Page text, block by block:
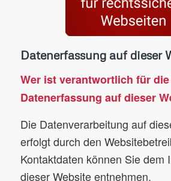
Datenerfassung auf dieser
Wer ist verantwortlich für die
Datenerfassung auf dieser
Die Datenverarbeitung auf
erfolgt durch den
Kontaktdaten können Sie dem
dieser Website entnehmen.